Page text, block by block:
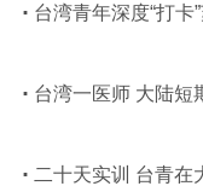
台湾青年深度“打卡
台湾一医师 大陆短
二十天实训 台青在